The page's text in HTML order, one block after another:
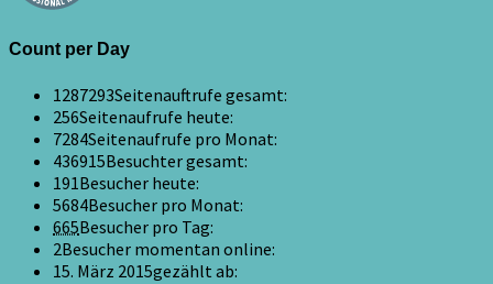
Count per Day
1287293Seitenauftrufe gesamt:
256Seitenaufrufe heute:
7284Seitenaufrufe pro Monat:
436915Besuchter gesamt:
191Besucher heute:
5684Besucher pro Monat:
665Besucher pro Tag:
2Besucher momentan online:
15. März 2015gezählt ab: